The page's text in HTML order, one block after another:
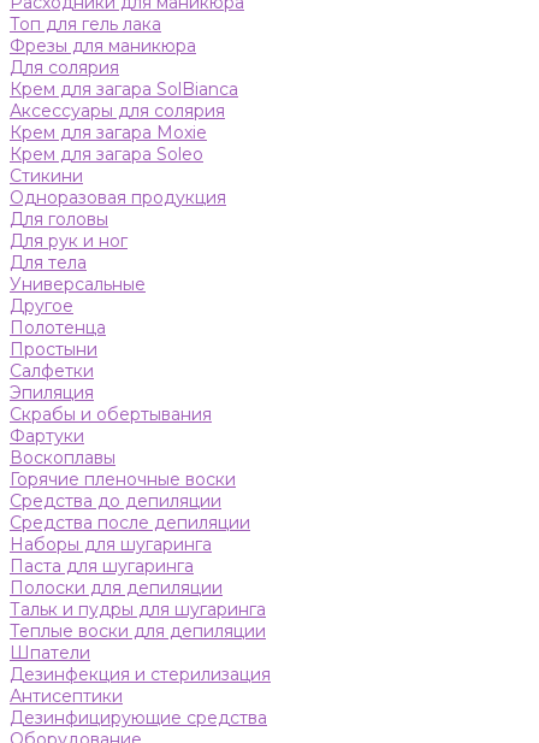
Топ для гель лака
Фрезы для маникюра
Для солярия
Крем для загара SolBianca
Аксессуары для солярия
Крем для загара Moxie
Крем для загара Soleo
Стикини
Одноразовая продукция
Для головы
Для рук и ног
Для тела
Универсальные
Другое
Полотенца
Простыни
Салфетки
Эпиляция
Скрабы и обертывания
Фартуки
Воскоплавы
Горячие пленочные воски
Средства до депиляции
Средства после депиляции
Наборы для шугаринга
Паста для шугаринга
Полоски для депиляции
Тальк и пудры для шугаринга
Теплые воски для депиляции
Шпатели
Дезинфекция и стерилизация
Антисептики
Дезинфицирующие средства